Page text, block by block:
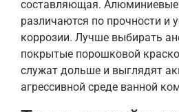
составляющая.
различаются по прочности и
коррозии. Лучше выбирать
покрытые порошковой
служат дольше и выглядят
агрессивной среде ванной